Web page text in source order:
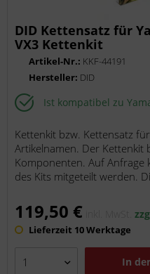
DID Kettensatz für
VX3 Kettenkit
Artikel-Nr.: KKF-44191
Hersteller: DID
Ist kompatibel zu
Kettenkit bzw. Kettensatz
Artikelnamen. Der Kettenkit
Komponenten. Auf Anfrage
des Kits mitgeteilt werden.
119,50 € inkl. MwSt.
Lieferzeit 10 Werktage
In